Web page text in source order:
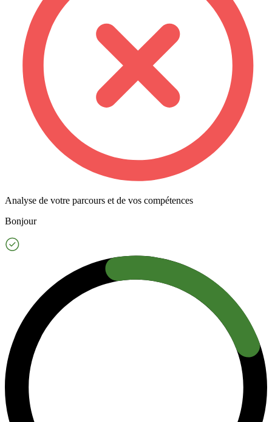
Analyse de votre parcours et de vos compétences
Bonjour